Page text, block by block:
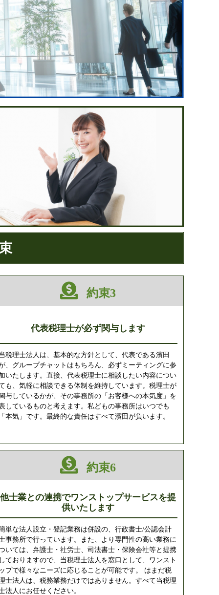
約束3
代表税理士が必ず関与します
税理士法人は、基本的な方針として、代表である濱田
、グループチャットはもちろん、必ずミーティングに参
いたします。直接、代表税理士に相談したい内容につい
も、気軽に相談できる体制を維持しています。税理士が
与しているかが、その事務所の「お客様への本気度」を
しているものと考えます。私どもの事務所はいつでも
本気」です。最終的な責任はすべて濱田が負います。
約束6
他士業との連携でワンストップサービスを提
供いたします
単な法人設立・登記業務は併設の、行政書士/公認会計
事務所で行っています。また、より専門性の高い業務に
いては、弁護士・社労士、司法書士・保険会社等と提携
ておりますので、当税理士法人を窓口として、ワンスト
プで様々なニーズに応じることが可能です。 はまだ税
士法人は、税務業務だけではありません。すべて当税理
法人にお任せください。